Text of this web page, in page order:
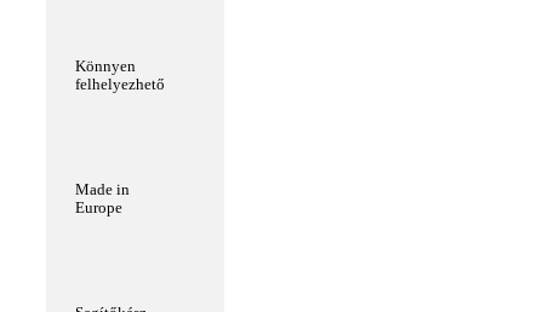
Könnyen
felhelyezhető
Made in
Europe